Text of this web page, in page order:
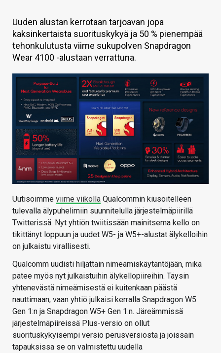
HINTA.FI
KAUPPA
VAIHDA TEEMA
HAKU
Uuden alustan kerrotaan tarjoavan jopa
kaksinkertaista suorituskykyä ja 50 % pienempää
tehonkulutusta viime sukupolven Snapdragon
Wear 4100 -alustaan verrattuna.
Uutisoimme viime viikolla Qualcommin kiusoitelleen
tulevalla älypuhelimiin suunnitelulla järjestelmäpiirillä
Twitterissä. Nyt yhtiön twiitissään mainitsema kello on
tikittänyt loppuun ja uudet W5- ja W5+-alustat älykelloihin
on julkaistu virallisesti.
Qualcomm uudisti hiljattain nimeämiskäytäntöjään, mikä
pätee myös nyt julkaistuihin älykellopiireihin. Täysin
yhtenevästä nimeämisestä ei kuitenkaan päästä
nauttimaan, vaan yhtiö julkaisi kerralla Snapdragon W5
Gen 1:n ja Snapdragon W5+ Gen 1:n. Järeämmissä
järjestelmäpiireissä Plus-versio on ollut
suorituskykyisempi versio perusversiosta ja joissain
tapauksissa se on valmistettu uudella